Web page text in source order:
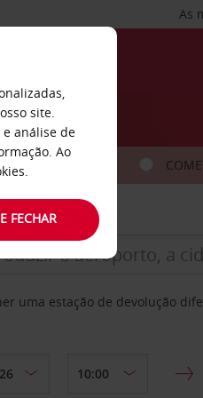
As
EM
uma estação de devolução
site.
análise de
Ao
FECHAR